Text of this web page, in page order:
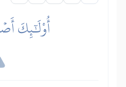
أُوْلَٰٓئِكَ